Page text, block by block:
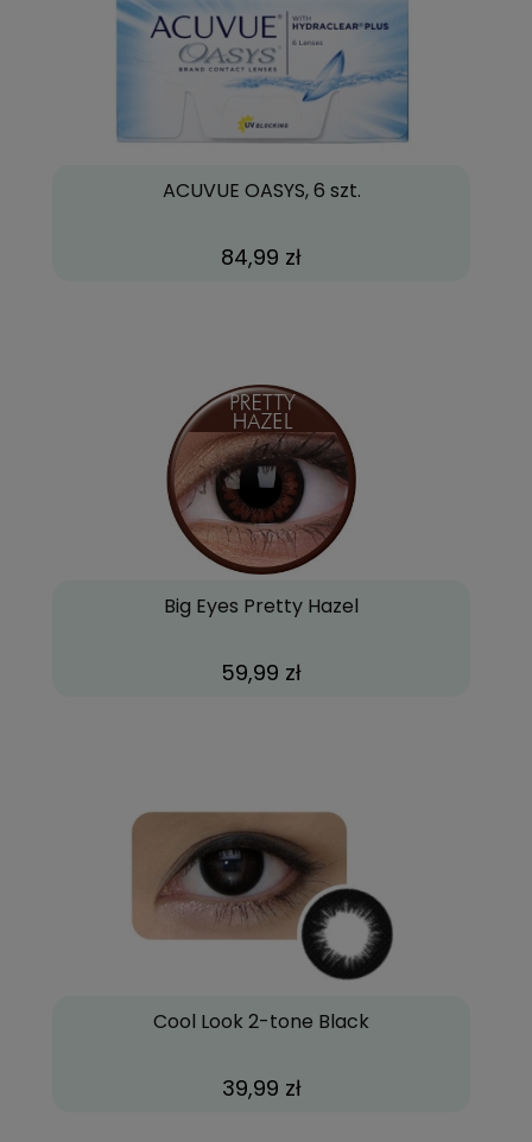
ACUVUE OASYS, 6 szt.
84,99 zł
Big Eyes Pretty Hazel
59,99 zł
Cool Look 2-tone Black
39,99 zł